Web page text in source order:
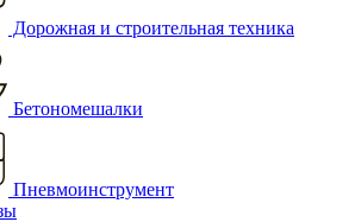
Дорожная и строительная техника
Бетономешалки
Пневмоинструмент